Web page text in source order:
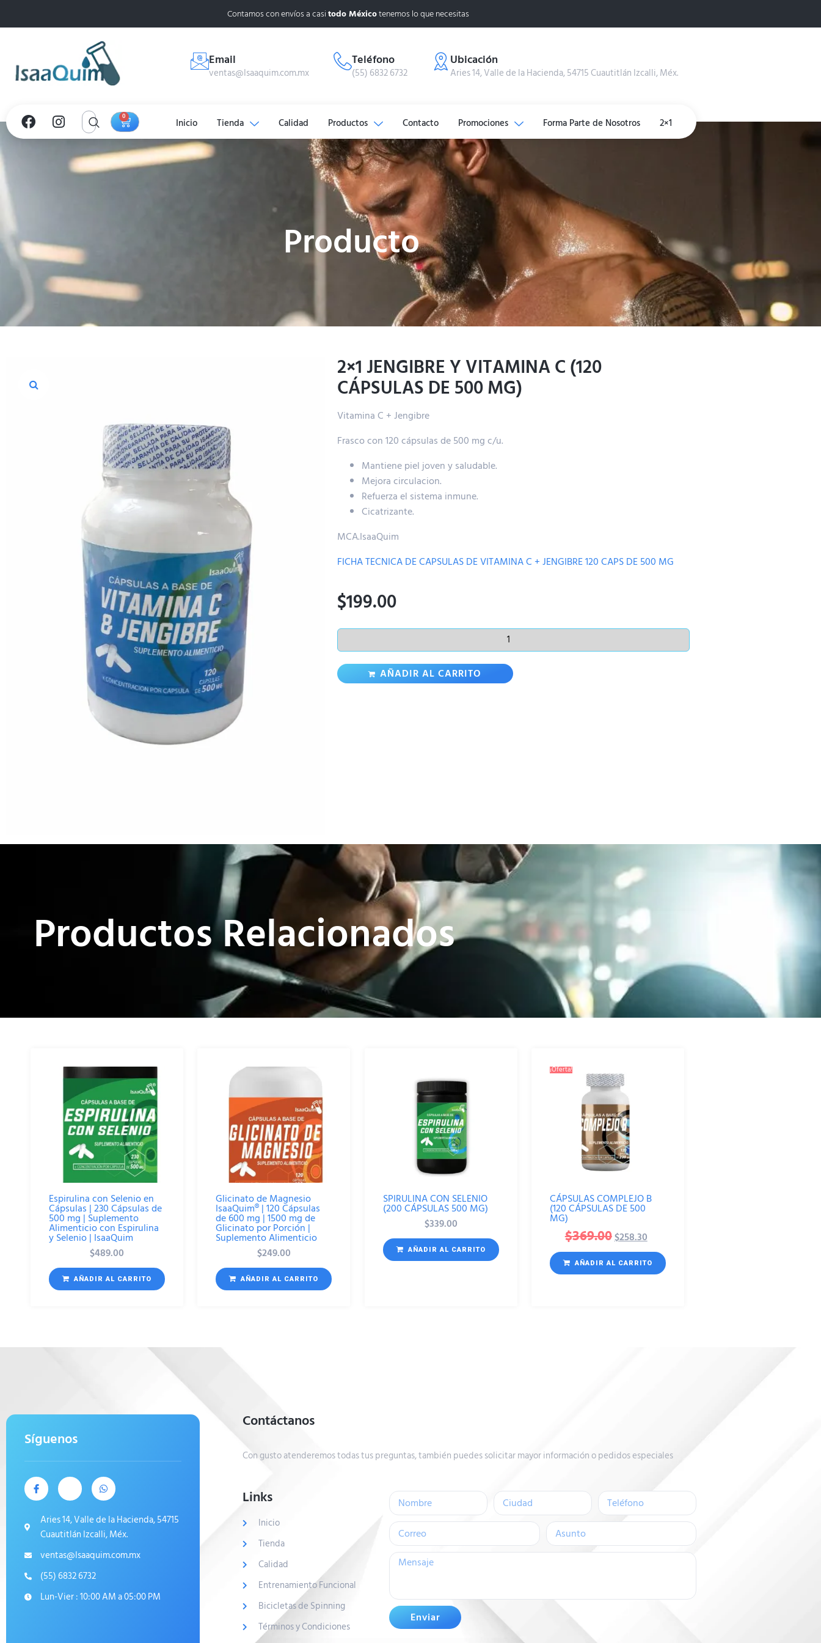
Contamos con envíos a casitodo Méxicotenemos lo que necesitas
Email
ventas@Isaaquim.com.mx
Teléfono
(55) 6832 6732
Ubicación
Aries 14, Valle de la Hacienda, 54715 Cuautitlán Izcalli, Méx.
0 Inicio Tienda Calidad Productos Contacto Promociones Forma Parte de Nosotros 2×1
Producto
2×1 JENGIBRE Y VITAMINA C (120
CÁPSULAS DE 500 MG)
Vitamina C + Jengibre
Frasco con 120 cápsulas de 500 mg c/u.
Mantiene piel joven y saludable.
Mejoracirculacion.
Refuerza el sistema inmune.
Cicatrizante.
MCA.IsaaQuim
FICHA TECNICA DE CAPSULAS DE VITAMINA C + JENGIBRE 120 CAPS DE 500 MG
$199.00
AÑADIR AL CARRITO
Productos Relacionados
Espirulina con Selenio en
Cápsulas | 230 Cápsulas de
500 mg | Suplemento
Alimenticio con Espirulina
y Selenio | IsaaQuim
$489.00
AÑADIR AL CARRITO
Glicinato de Magnesio
IsaaQuim® | 120 Cápsulas
de 600 mg | 1500 mg de
Glicinato por Porción |
Suplemento Alimenticio
$249.00
AÑADIR AL CARRITO
SPIRULINA CON SELENIO
(200 CÁPSULAS 500 MG)
$339.00
AÑADIR AL CARRITO
¡Oferta!
CÁPSULAS COMPLEJO B
(120 CÁPSULAS DE 500
MG)
$369.00$258.30
AÑADIR AL CARRITO
Síguenos
Aries 14, Valle de la Hacienda, 54715
Cuautitlán Izcalli, Méx.
ventas@Isaaquim.com.mx
(55) 6832 6732
Lun-Vier : 10:00 AM a 05:00 PM
Contáctanos
Con gusto atenderemos todas tus preguntas, también puedes solicitar mayor información o pedidos especiales
Links
Inicio
Tienda
Calidad
Entrenamiento Funcional
Bicicletas de Spinning
Términos y Condiciones
Enviar